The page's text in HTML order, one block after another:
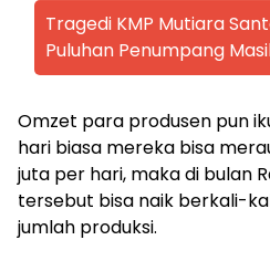
Tragedi KMP Mutiara
Puluhan Penumpang
Omzet para produsen pun
hari biasa mereka bisa
juta per hari, maka di bulan
tersebut bisa naik berkali-
jumlah produksi.